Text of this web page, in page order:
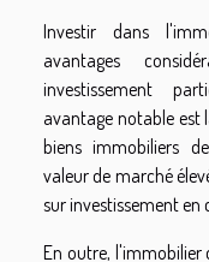
Investir dans
avantages
investissement
avantage notable est
biens immobiliers
valeur de marché
sur investissement en
En outre, l'immobilier